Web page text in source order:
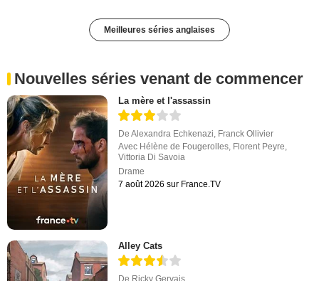
Meilleures séries anglaises
Nouvelles séries venant de commencer
La mère et l'assassin
DeAlexandra Echkenazi, Franck Ollivier
Avec Hélène de Fougerolles, Florent Peyre,
Vittoria Di Savoia
Drame
7 août 2026 sur France.TV
Alley Cats
De Ricky Gervais